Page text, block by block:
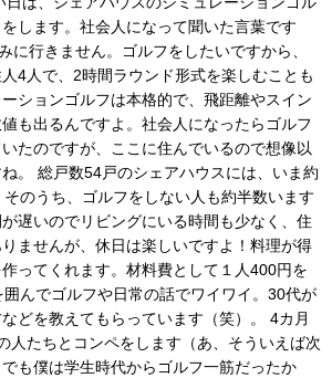
します。社会人になって聞いた言葉です
に行きません。ゴルフをしたいですから、
4人で、2時間ラウンド形式を楽しむことも
ションゴルフは本格的で、飛距離やスイン
も出るんですよ。社会人になったらゴルフ
たのですが、ここに住んでいるので想像以
。 総戸数54戸のシェアハウスには、いま約
のうち、ゴルフをしない人も約半数います
遅いのでリビングにいる時間も少なく、住
ませんが、休日は楽しいですよ！料理が得
ってくれます。材料費として１人400円を
んでゴルフや日常の話でワイワイ。30代が
どを教えてもらっています（笑）。 4カ月
人たちとコンペをします（あ、そういえば次
も僕は学生時代からゴルフ一筋だったか